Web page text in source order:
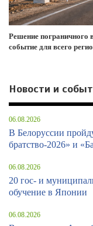
Решение пограничного
событие для всего
Новости и
06.08.2026
В Белоруссии
братство-2026» и
06.08.2026
20 гос- и
обучение в Японии
06.08.2026